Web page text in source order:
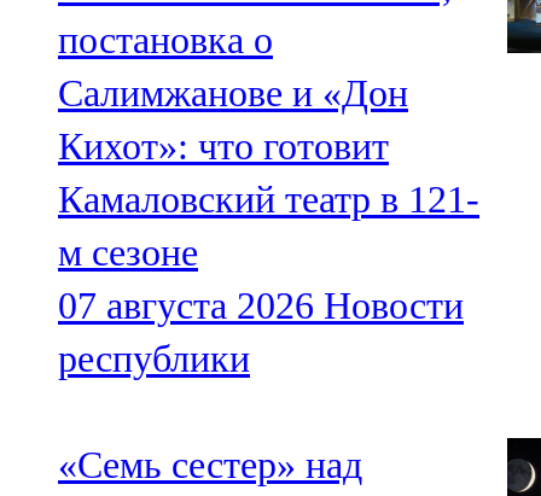
постановка о
Салимжанове и «Дон
Кихот»: что готовит
Камаловский театр в 121-
м сезоне
07 августа 2026 Новости
республики
«Семь сестер» над